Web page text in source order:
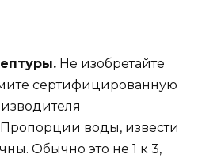
Не изобретайте
сертифицированную
воды, извести
Обычно это не 1 к 3,